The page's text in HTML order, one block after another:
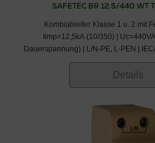
SAFETEC BR 12.5/440 WT
Kombiableiter Klasse 1 u. 2 mit
Iimp=12,5kA (10/350) |
Dauerspannung) | L/N-PE, L-PEN |
3rd Ed. | IEC/ EN/ VDE: Klasse
Details